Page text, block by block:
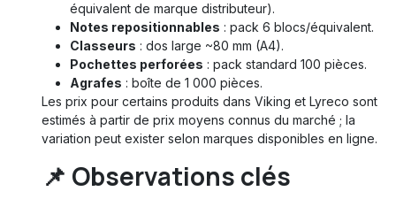
équivalent de marque distributeur).
Notes repositionnables : pack 6 blocs/équivalent.
Classeurs : dos large ~80 mm (A4).
Pochettes perforées : pack standard 100 pièces.
Agrafes : boîte de 1 000 pièces.
Les prix pour certains produits dans Viking et Lyreco sont
estimés à partir de prix moyens connus du marché ; la
variation peut exister selon marques disponibles en ligne.
📌 Observations clés